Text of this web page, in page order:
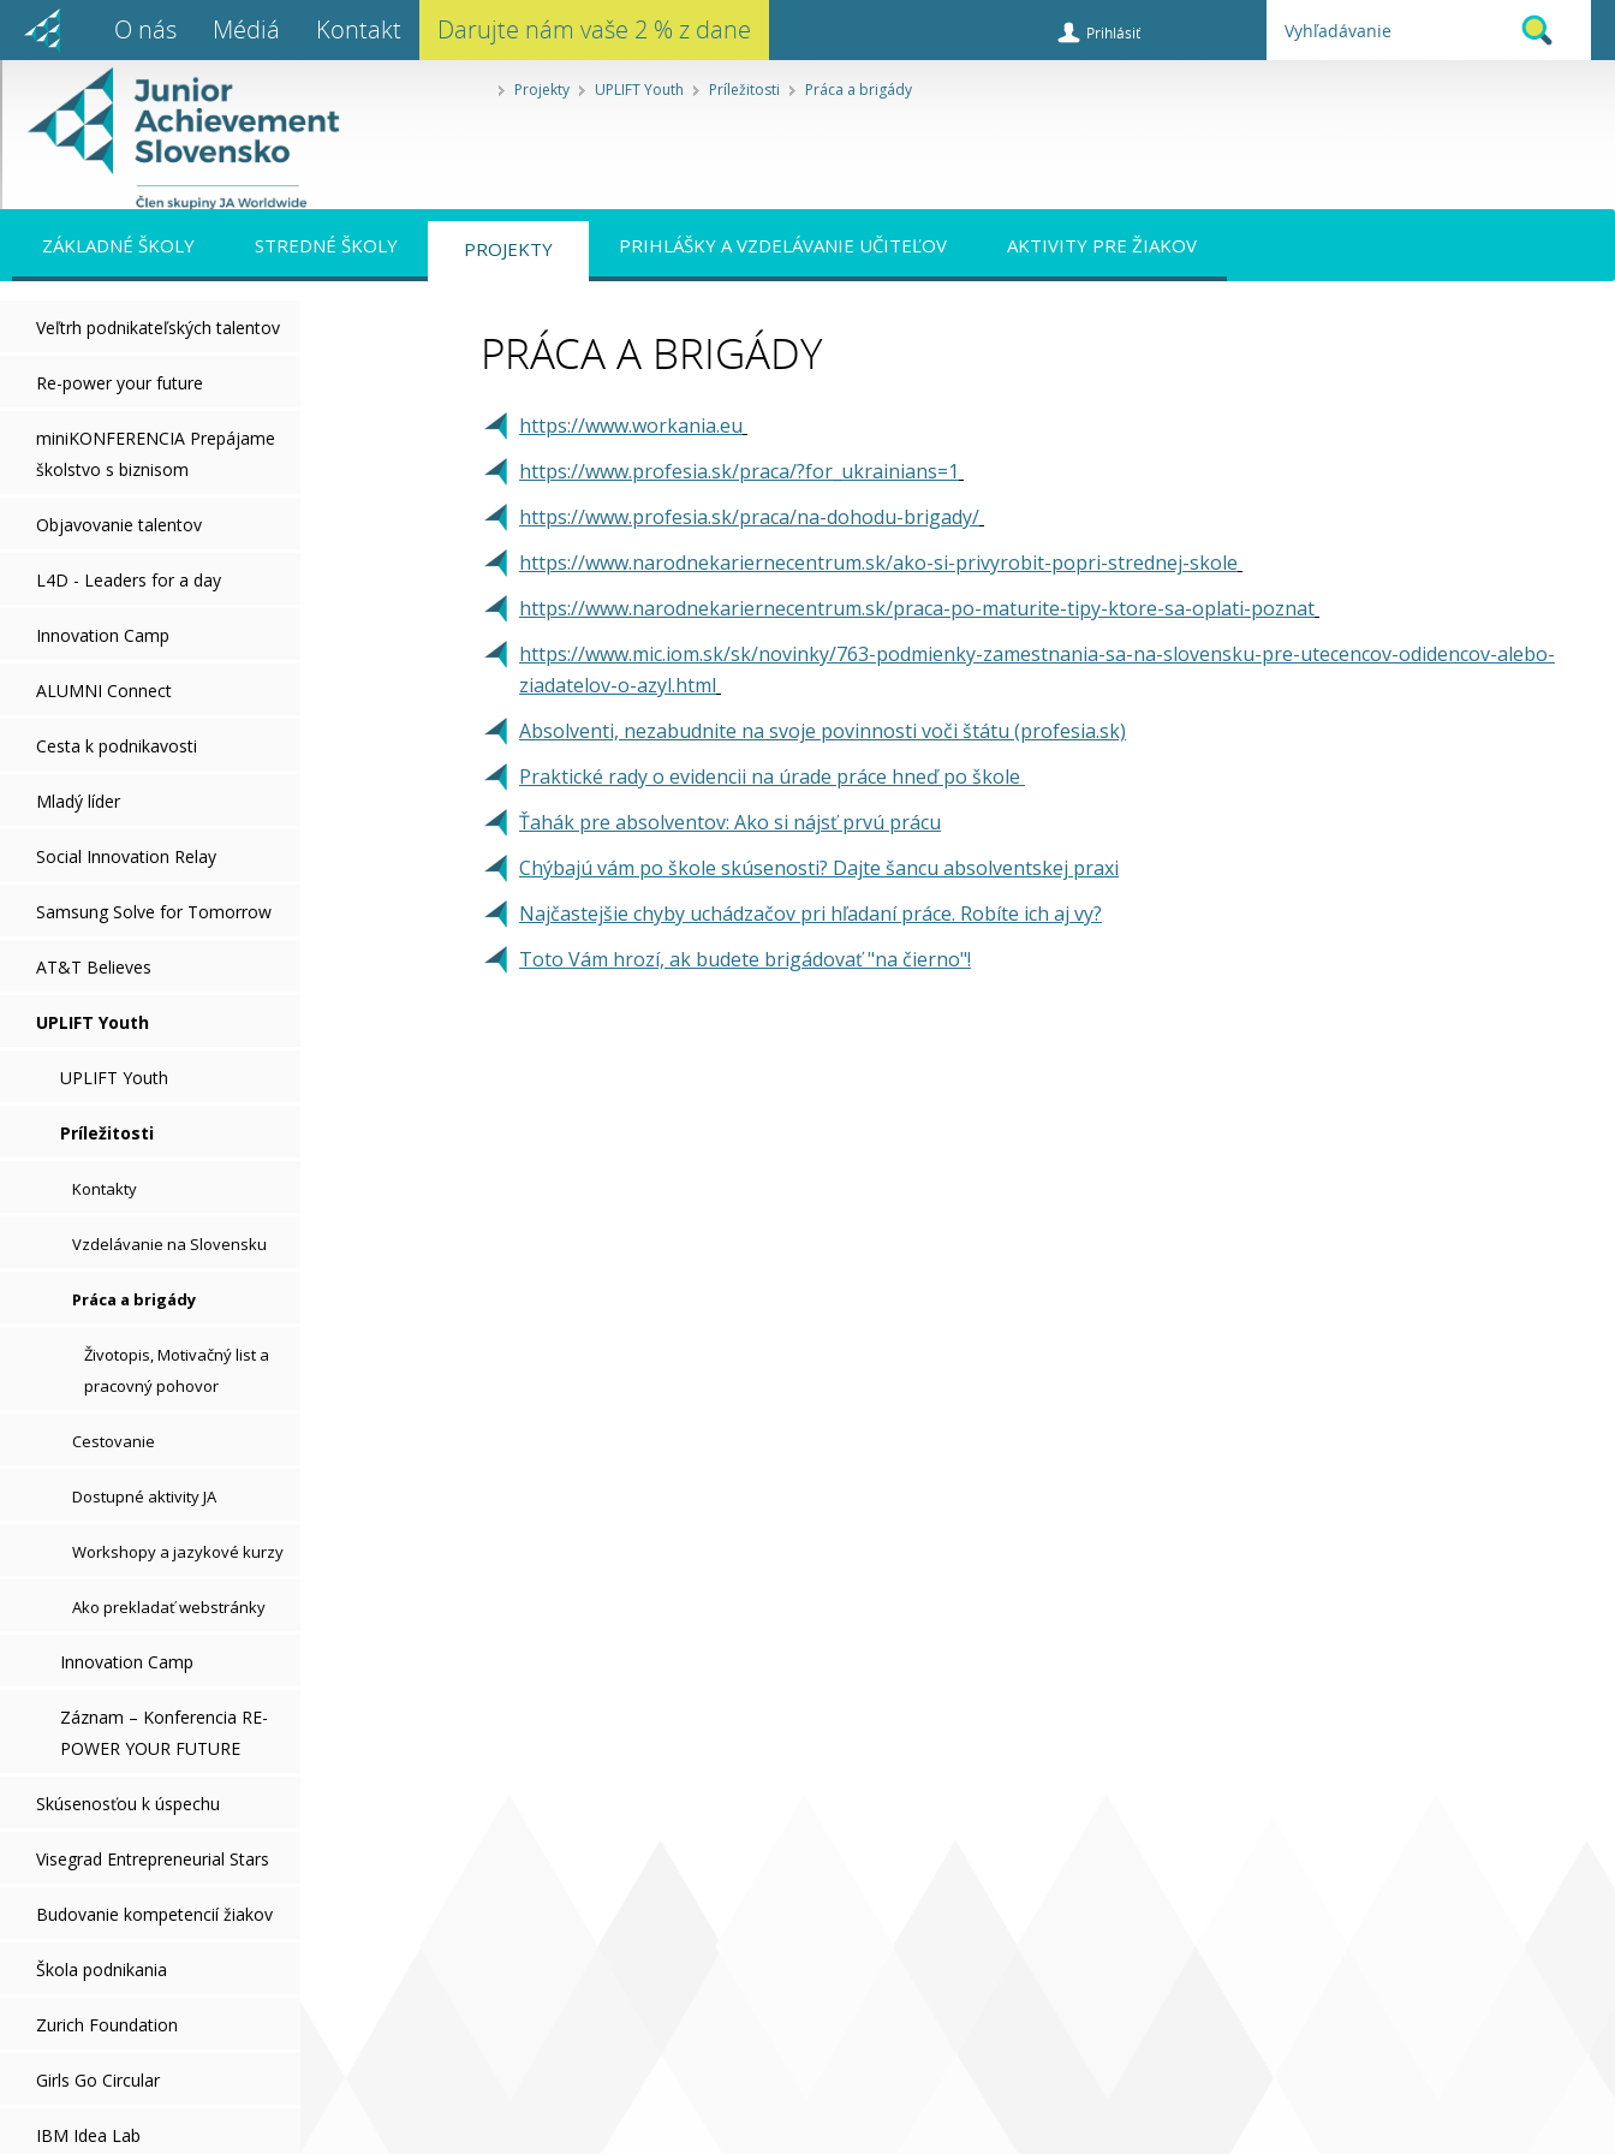
O nás Médiá Kontakt Darujte nám vaše 2 % z dane Prihlásiť
Projekty UPLIFT Youth Príležitosti Práca a brigády
ZÁKLADNÉ ŠKOLY STREDNÉ ŠKOLY PROJEKTY PRIHLÁŠKY A VZDELÁVANIE UČITEĽOV AKTIVITY PRE ŽIAKOV
Veľtrh podnikateľských talentov
Re-power your future
miniKONFERENCIA Prepájame
školstvo s biznisom
Objavovanie talentov
L4D - Leaders for a day
Innovation Camp
ALUMNI Connect
Cesta k podnikavosti
Mladý líder
Social Innovation Relay
Samsung Solve for Tomorrow
AT&T Believes
UPLIFT Youth
UPLIFT Youth
Príležitosti
Kontakty
Vzdelávanie na Slovensku
Práca a brigády
Životopis, Motivačný list a
pracovný pohovor
Cestovanie
Dostupné aktivity JA
Workshopy a jazykové kurzy
Ako prekladať webstránky
Innovation Camp
Záznam – Konferencia RE-
POWER YOUR FUTURE
Skúsenosťou k úspechu
Visegrad Entrepreneurial Stars
Budovanie kompetencií žiakov
Škola podnikania
Zurich Foundation
Girls Go Circular
IBM Idea Lab
PRÁCA A BRIGÁDY
https://www.workania.eu
https://www.profesia.sk/praca/?for_ukrainians=1
https://www.profesia.sk/praca/na-dohodu-brigady/
https://www.narodnekariernecentrum.sk/ako-si-privyrobit-popri-strednej-skole
https://www.narodnekariernecentrum.sk/praca-po-maturite-tipy-ktore-sa-oplati-poznat
https://www.mic.iom.sk/sk/novinky/763-podmienky-zamestnania-sa-na-slovensku-pre-utecencov-odidencov-alebo-
ziadatelov-o-azyl.html
Absolventi, nezabudnite na svoje povinnosti voči štátu (profesia.sk)
Praktické rady o evidencii na úrade práce hneď po škole
Ťahák pre absolventov: Ako si nájsť prvú prácu
Chýbajú vám po škole skúsenosti? Dajte šancu absolventskej praxi
Najčastejšie chyby uchádzačov pri hľadaní práce. Robíte ich aj vy?
Toto Vám hrozí, ak budete brigádovať "na čierno"!